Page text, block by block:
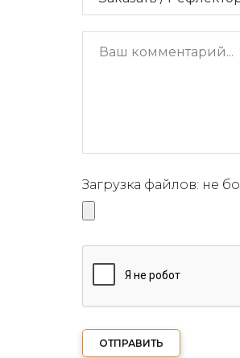
Загрузка файлов: не
ОТПРАВИТЬ